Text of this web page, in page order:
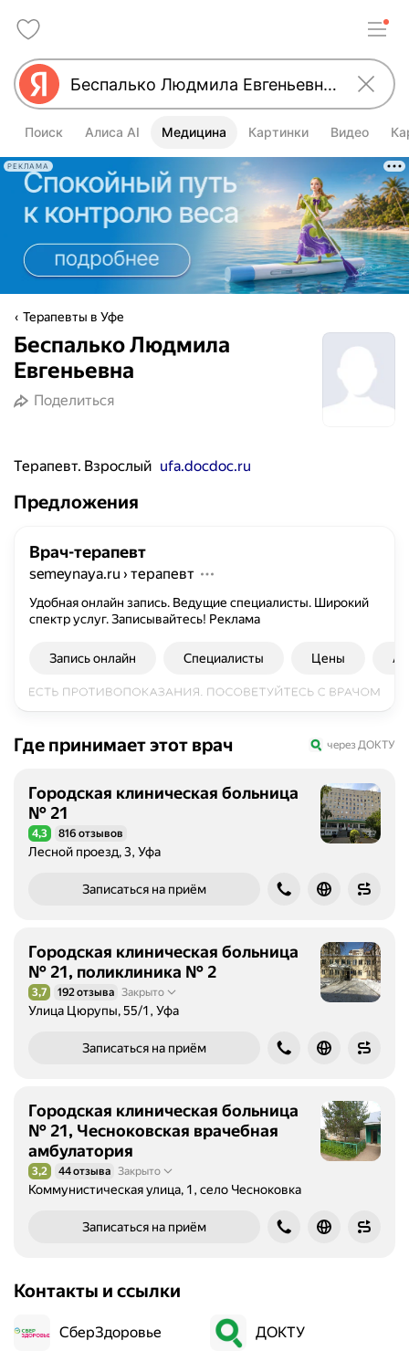
Поиск Алиса AI Медицина Картинки Видео
РЕКЛАМА
Терапевты в Уфе
Беспалько Людмила
Евгеньевна
Поделиться
Терапевт. Взрослый ufa.docdoc.ru
Предложения
Врач-терапевт
semeynaya.ru › терапевт
Удобная онлайн запись. Ведущие специалисты. Широкий
спектр услуг. Записывайтесь! Реклама
Запись онлайн Специалисты Цены
Где принимает этот врач через ДОКТУ
Городская клиническая больница
№ 21
Рейтинг 4,3 из 5
4,3 816 отзывов
Лесной проезд, 3, Уфа
Записаться на приём
Городская клиническая больница
№ 21, поликлиника № 2
Рейтинг 3,7 из 5
3,7 192 отзыва Закрыто
Улица Цюрупы, 55/1, Уфа
Записаться на приём
Городская клиническая больница
№ 21, Чесноковская врачебная
амбулатория
Рейтинг 3,2 из 5
3,2 44 отзыва Закрыто
Коммунистическая улица, 1, село Чесноковка
Записаться на приём
Контакты и ссылки
СберЗдоровье ДОКТУ